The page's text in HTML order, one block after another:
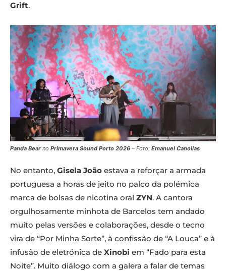
Grift.
Panda Bear no Primavera Sound Porto 2026 – Foto: Emanuel Canoilas
No entanto, Gisela João estava a reforçar a armada
portuguesa a horas de jeito no palco da polémica
marca de bolsas de nicotina oral ZYN. A cantora
orgulhosamente minhota de Barcelos tem andado
muito pelas versões e colaborações, desde o tecno
vira de “Por Minha Sorte”, à confissão de “A Louca” e à
infusão de eletrónica de Xinobi em “Fado para esta
Noite”. Muito diálogo com a galera a falar de temas